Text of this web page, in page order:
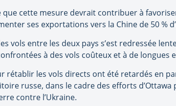
que cette mesure devrait contribuer à
ses exportations vers la Chine de 50 %
vols entre les deux pays s’est redressée
à des vols coûteux et à de longues
rétablir les vols directs ont été retardés en
russe, dans le cadre des efforts
contre l’Ukraine.